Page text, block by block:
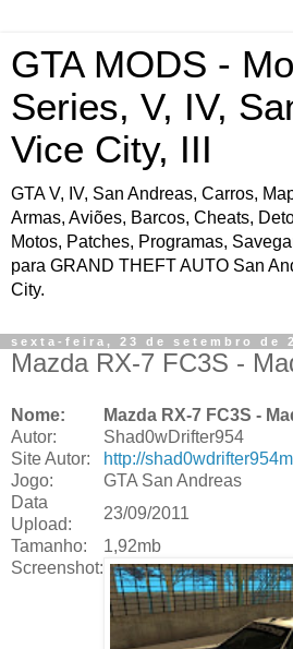
GTA MODS -
Series, V, IV,
Vice City, III
GTA V, IV, San Andreas, Carros,
Armas, Aviões, Barcos, Cheats,
Motos, Patches, Programas,
para GRAND THEFT AUTO San
City.
sexta-feira, 23 de setembro de
Mazda RX-7 FC3S -
Nome:
Mazda RX-7 FC3S -
Autor:
Shad0wDrifter954
Site Autor:
http://
Jogo:
GTA San Andreas
Data
Upload:
23/09/2011
Tamanho:
1,92mb
Screenshot: